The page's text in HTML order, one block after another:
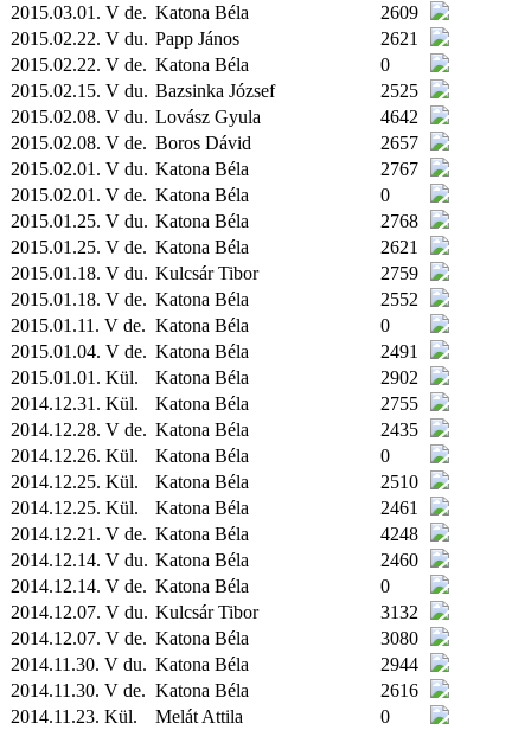
2015.03.01. V de. Katona Béla
2609
2015.02.22. V du. Papp János
2621
2015.02.22. V de. Katona Béla
0
2015.02.15. V du. Bazsinka József
2525
2015.02.08. V du. Lovász Gyula
4642
2015.02.08. V de. Boros Dávid
2657
2015.02.01. V du. Katona Béla
2767
2015.02.01. V de. Katona Béla
0
2015.01.25. V du. Katona Béla
2768
2015.01.25. V de. Katona Béla
2621
2015.01.18. V du. Kulcsár Tibor
2759
2015.01.18. V de. Katona Béla
2552
2015.01.11. V de. Katona Béla
0
2015.01.04. V de. Katona Béla
2491
2015.01.01. Kül. Katona Béla
2902
2014.12.31. Kül. Katona Béla
2755
2014.12.28. V de. Katona Béla
2435
2014.12.26. Kül. Katona Béla
0
2014.12.25. Kül. Katona Béla
2510
2014.12.25. Kül. Katona Béla
2461
2014.12.21. V de. Katona Béla
4248
2014.12.14. V du. Katona Béla
2460
2014.12.14. V de. Katona Béla
0
2014.12.07. V du. Kulcsár Tibor
3132
2014.12.07. V de. Katona Béla
3080
2014.11.30. V du. Katona Béla
2944
2014.11.30. V de. Katona Béla
2616
2014.11.23. Kül. Melát Attila
0